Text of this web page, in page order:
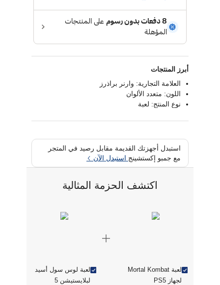
أبرز المنتجات
العلامة التجارية: وارنر براذرز
اللون: متعدد الألوان
نوع المنتج: لعبة
استبدل أجهزتك القديمة مقابل رصيد في المتجر
مع جمبو إكستشينج استبدل الآن
اكتشف الحزمة المثالية
لعبة Mortal Kombat
لجهاز PS5
لعبة لوس سول أسيد
لبلايستيشن 5